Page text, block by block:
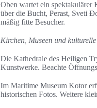
Oben wartet ein spektakulärer
über die Bucht, Perast, Sveti
mäßig fitte Besucher.
Kirchen, Museen und
Die Kathedrale des Heiligen
Kunstwerke. Beachte
Im Maritime Museum Kotor
historischen Fotos. Weitere